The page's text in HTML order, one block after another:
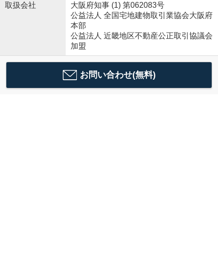
取扱会社
大阪府知事 (1) 第062083号
公益法人 全国宅地建物取引業協会大阪府
本部
公益法人 近畿地区不動産公正取引協議会
加盟
お問い合わせ(無料)